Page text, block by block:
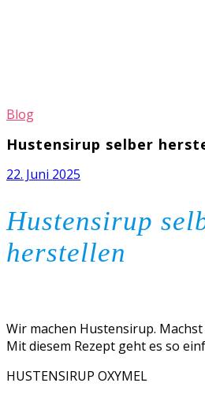
Blog
Hustensirup selber
22. Juni 2025
Hustensirup
herstellen
Wir machen Hustensirup. Machst
Mit diesem Rezept geht es so
HUSTENSIRUP OXYMEL